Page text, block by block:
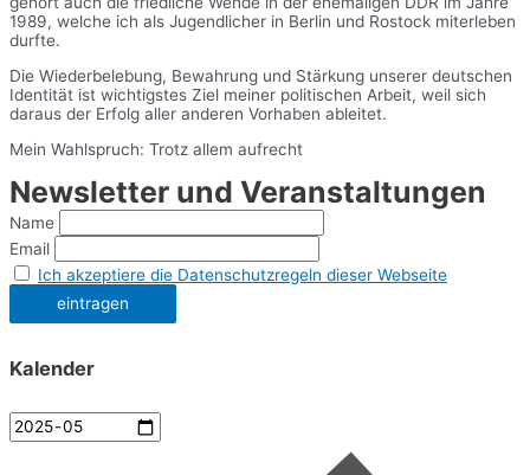
1989, welche ich als Jugendlicher in Berlin und Rostock miterleben
durfte.
Die Wiederbelebung, Bewahrung und Stärkung unserer deutschen
Identität ist wichtigstes Ziel meiner politischen Arbeit, weil sich
daraus der Erfolg aller anderen Vorhaben ableitet.
Mein Wahlspruch: Trotz allem aufrecht
Newsletter und Veranstaltungen
Name
Email
Ich akzeptiere die Datenschutzregeln dieser Webseite
Kalender